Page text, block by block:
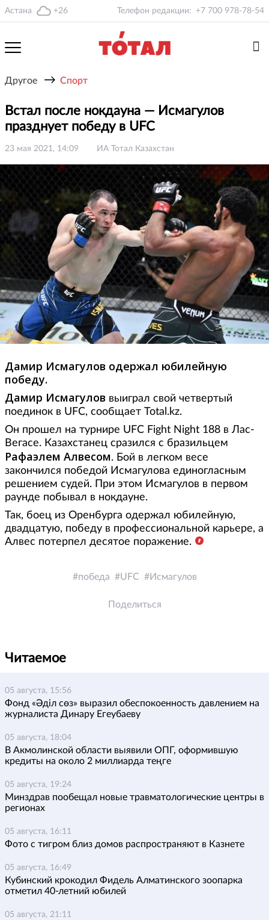
Астана +26 Телефон редакции: +7 700 978-78-54
Другое → Спорт
Встал после нокдауна — Исмагулов
празднует победу в UFC
23 мая 2021, 14:09 ИА Тотал Казахстан
Дамир Исмагулов одержал юбилейную
победу.
Дамир Исмагулов выиграл свой четвертый
поединок в UFC, сообщает Total.kz.
Он прошел на турнире UFC Fight Night 188 в Лас-
Вегасе. Казахстанец сразился с бразильцем
Рафаэлем Алвесом. Бой в легком весе
закончился победой Исмагулова единогласным
решением судей. При этом Исмагулов в первом
раунде побывал в нокдауне.
Так, боец из Оренбурга одержал юбилейную,
двадцатую, победу в профессиональной карьере, а
Алвес потерпел десятое поражение.
победа UFC Исмагулов
Поделиться
Читаемое
05 августа, 15:56
Фонд «Әділ сөз» выразил обеспокоенность давлением на
журналиста Динару Егеубаеву
05 августа, 18:04
В Акмолинской области выявили ОПГ, оформившую
кредиты на около 2 миллиарда теңге
05 августа, 19:24
Минздрав пообещал новые травматологические центры в
регионах
05 августа, 16:11
Фото с тигром близ домов распространяют в Казнете
05 августа, 16:49
Кубинский крокодил Фидель Алматинского зоопарка
отметил 40-летний юбилей
05 августа, 21:11